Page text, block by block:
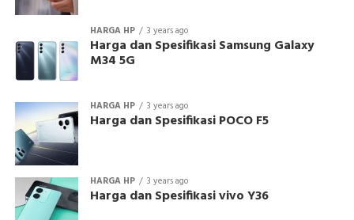
HARGA HP 3 years ago
Harga dan Spesifikasi Samsung Galaxy
M34 5G
HARGA HP 3 years ago
Harga dan Spesifikasi POCO F5
HARGA HP 3 years ago
Harga dan Spesifikasi vivo Y36